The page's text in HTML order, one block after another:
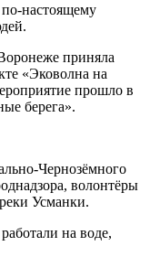
настоящему
приняла
«Эковолна на
прошло в
берега».
Чернозёмного
волонтёры
Усманки.
на воде,